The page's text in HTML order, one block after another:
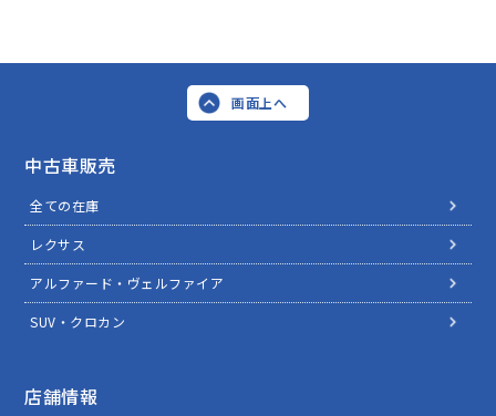
画面上へ
中古車販売
全ての在庫
レクサス
アルファード・ヴェルファイア
SUV・クロカン
店舗情報